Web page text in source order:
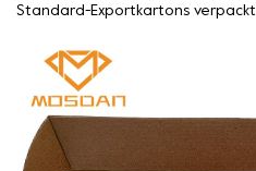
Standard-Exportkartons verpackt